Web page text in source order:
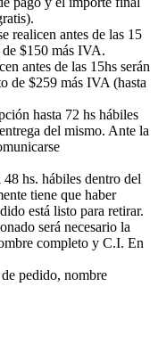
realicen antes de las 15
de $150 más IVA.
antes de las 15hs serán
de $259 más IVA (hasta
hasta 72 hs hábiles
del mismo. Ante la
hs. hábiles dentro del
tiene que haber
está listo para retirar.
será necesario la
completo y C.I. En
pedido, nombre